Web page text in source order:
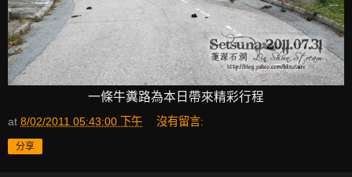
一條牛糞路為本日帶來精彩行程
at 8/02/2011 05:43:00 下午 沒有留言:
分享